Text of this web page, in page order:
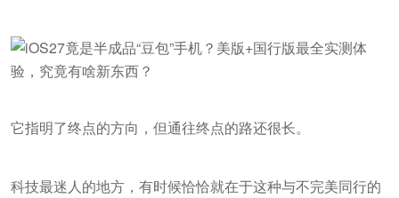
它指明了终点的方向，但通往终点的路还很长。
科技最迷人的地方，有时候恰恰就在于这种与不完美同行的